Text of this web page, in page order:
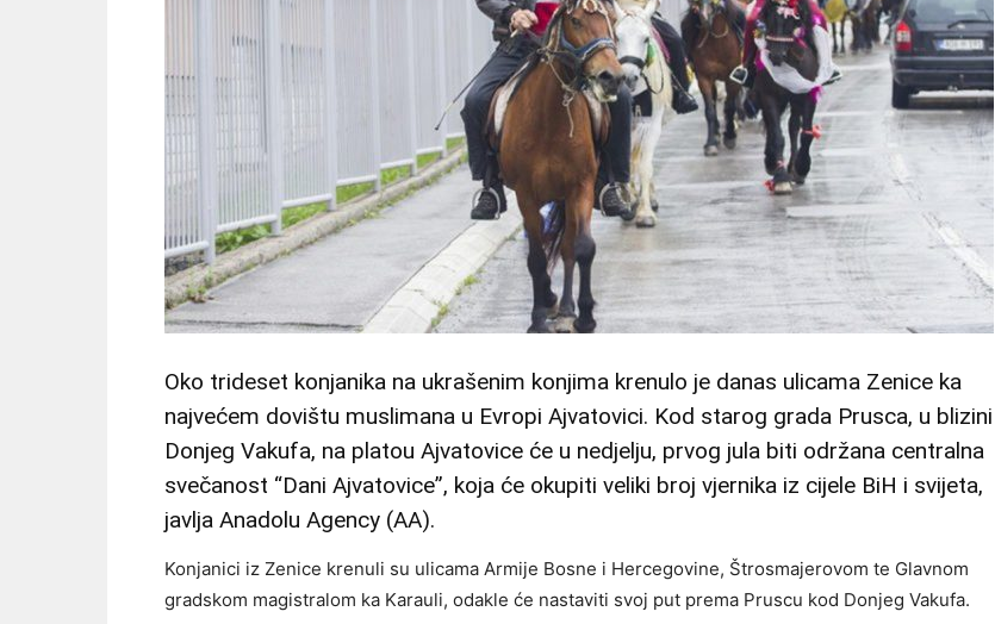
Oko trideset konjanika na ukrašenim konjima krenulo je danas ulicama Zenice ka
najvećem dovištu muslimana u Evropi Ajvatovici. Kod starog grada Prusca, u blizini
Donjeg Vakufa, na platou Ajvatovice će u nedjelju, prvog jula biti održana centralna
svečanost “Dani Ajvatovice”, koja će okupiti veliki broj vjernika iz cijele BiH i svijeta,
javlja Anadolu Agency (AA).
Konjanici iz Zenice krenuli su ulicama Armije Bosne i Hercegovine, Štrosmajerovom te Glavnom
gradskom magistralom ka Karauli, odakle će nastaviti svoj put prema Pruscu kod Donjeg Vakufa.